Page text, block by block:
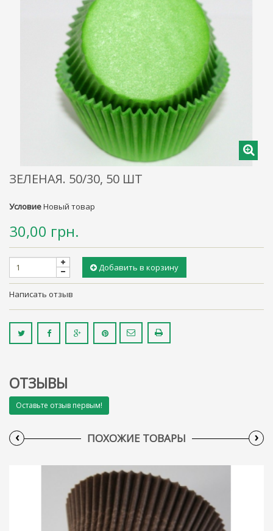
ЗЕЛЕНАЯ. 50/30, 50 ШТ
УсловиеНовый товар
30,00 грн.
Добавить в корзину
Написать отзыв
ОТЗЫВЫ
Оставьте отзыв первым!
ПОХОЖИЕ ТОВАРЫ
‹ ›